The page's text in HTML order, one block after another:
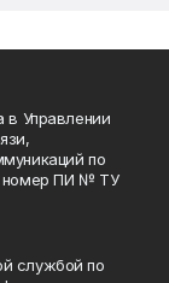
в Управлении
по
номер ПИ № ТУ
службой по